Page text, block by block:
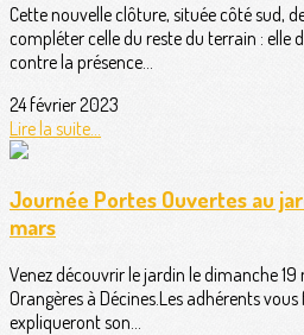
Cette nouvelle clôture, située côté sud,
compléter celle du reste du terrain : elle
contre la présence...
24 février 2023
Lire la suite...
Journée Portes Ouvertes au
mars
Venez découvrir le jardin le dimanche 19
Orangères à Décines.Les adhérents
expliqueront son...